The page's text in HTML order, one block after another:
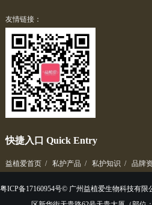
友情链接：
快捷入口 Quick Entry
益植爱首页/ 私护产品 / 私护知识 / 品牌
粤ICP备17160954号© 广州益植爱生物科技有